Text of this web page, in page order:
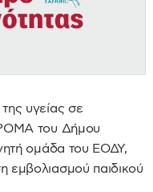
υγείας σε
του Δήμου
ομάδα του ΕΟΔΥ,
εμβολιασμού παιδικού